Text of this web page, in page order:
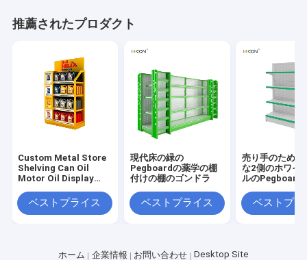
推薦されたプロダクト
Custom Metal Store
Shelving Can Oil
Motor Oil Display
ベストプライス
現代床の緑の
Pegboardの薬学の棚
付けの棚のゴンドラ
ベストプライス
売り手のための
な2側のホワイ
ルのPegboard
ベストプラ
ホーム 企業情報 お問い合わせ Desktop Site